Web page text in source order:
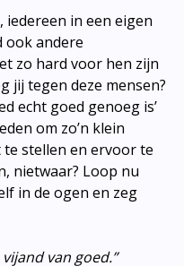
in een eigen
ook andere
zo hard voor hen zijn
jij tegen deze mensen?
echt goed genoeg is’
om zo’n klein
te stellen en ervoor te
nietwaar? Loop nu
in de ogen en zeg
van goed.”